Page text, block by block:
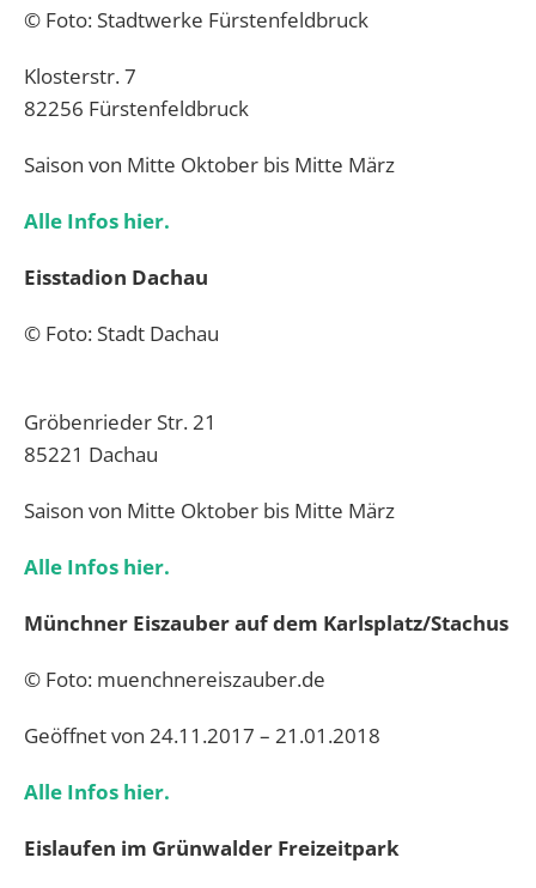
© Foto: Stadtwerke Fürstenfeldbruck
Klosterstr. 7
82256 Fürstenfeldbruck
Saison von Mitte Oktober bis Mitte März
Alle Infos hier.
Eisstadion Dachau
© Foto: Stadt Dachau
Gröbenrieder Str. 21
85221 Dachau
Saison von Mitte Oktober bis Mitte März
Alle Infos hier.
Münchner Eiszauber auf dem Karlsplatz/Stachus
© Foto: muenchnereiszauber.de
Geöffnet von 24.11.2017 – 21.01.2018
Alle Infos hier.
Eislaufen im Grünwalder Freizeitpark